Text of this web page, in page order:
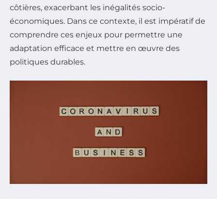
côtières, exacerbant les inégalités socio-
économiques. Dans ce contexte, il est impératif de
comprendre ces enjeux pour permettre une
adaptation efficace et mettre en œuvre des
politiques durables.